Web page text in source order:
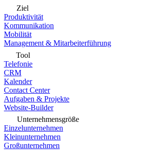
Ziel
Produktivität
Kommunikation
Mobilität
Management & Mitarbeiterführung
Tool
Telefonie
CRM
Kalender
Contact Center
Aufgaben & Projekte
Website-Builder
Unternehmensgröße
Einzelunternehmen
Kleinunternehmen
Großunternehmen